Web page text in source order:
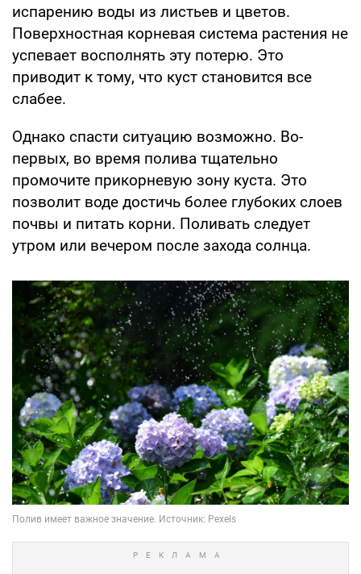
испарению воды из листьев и цветов.
Поверхностная корневая система растения не
успевает восполнять эту потерю. Это
приводит к тому, что куст становится все
слабее.
Однако спасти ситуацию возможно. Во-
первых, во время полива тщательно
промочите прикорневую зону куста. Это
позволит воде достичь более глубоких слоев
почвы и питать корни. Поливать следует
утром или вечером после захода солнца.